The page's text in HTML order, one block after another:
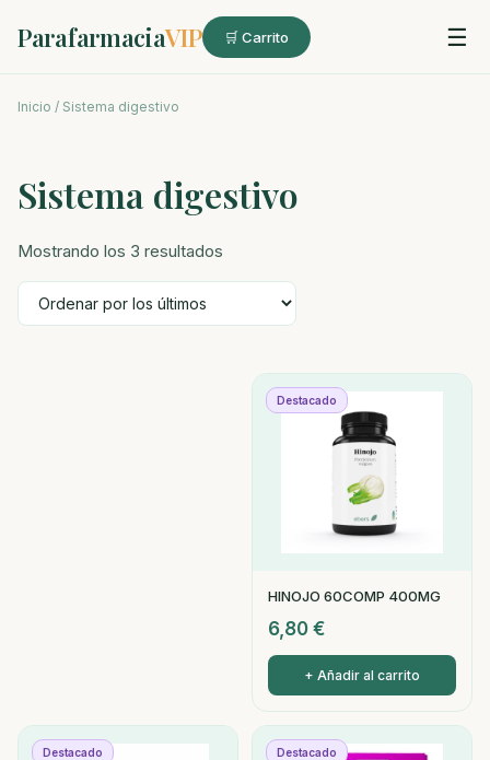
ParafarmaciaVIP 🛒 Carrito ☰
Inicio / Sistema digestivo
Sistema digestivo
Mostrando los 3 resultados
por
últimos
Destacado
HINOJO 60COMP 400MG
6,80 €
+ Añadir al carrito
Destacado Destacado